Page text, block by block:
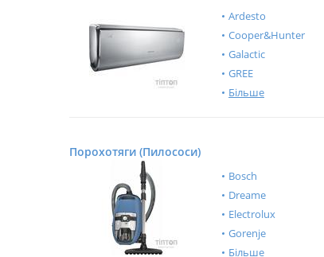
Ardesto
Cooper&Hunter
Galactic
GREE
Більше
Порохотяги (Пилососи)
Bosch
Dreame
Electrolux
Gorenje
Більше